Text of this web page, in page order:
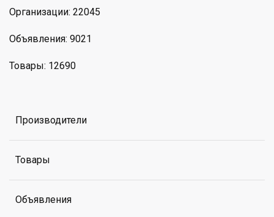
Организации: 22045
Объявления: 9021
Товары: 12690
Производители
Товары
Объявления